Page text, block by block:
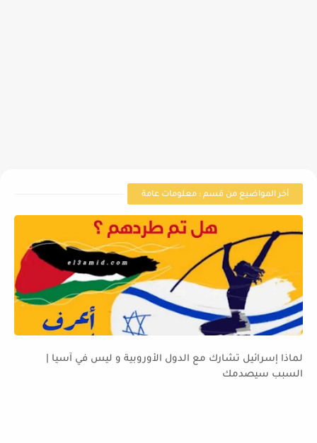
أخر المواضيع من قسم : معلومات عامة
لماذا إسرائيل تشارك مع الدول الأوروبية و ليس في آسيا |
السبب سيصدمك